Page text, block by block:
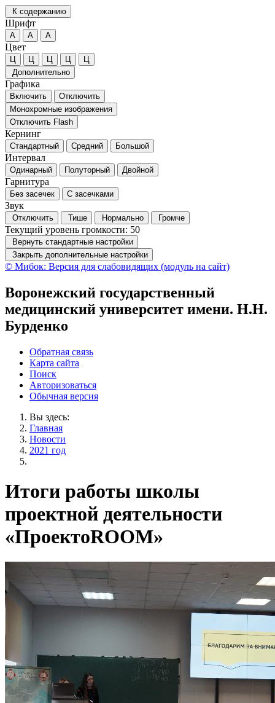
К содержанию
Шрифт
А А А
Цвет
Ц Ц Ц Ц
Ц
Дополнительно
Графика
Включить
Отключить
Монохромные изображения
Отключить Flash
Кернинг
Стандартный Средний Большой
Интервал
Одинарный Полуторный Двойной
Гарнитура
Без засечек С засечками
Звук
Отключить Тише Нормально Громче
Текущий уровень громкости: 50
Вернуть стандартные настройки
Закрыть дополнительные настройки
© Мибок: Версия для слабовидящих (модуль на сайт)
Воронежский государственный
медицинский университет имени. Н.Н.
Бурденко
Обратная связь
Карта сайта
Поиск
Авторизоваться
Обычная версия
Вы здесь:
Главная
Новости
2021 год
Итоги работы школы
проектной деятельности
«ПроектоROOM»